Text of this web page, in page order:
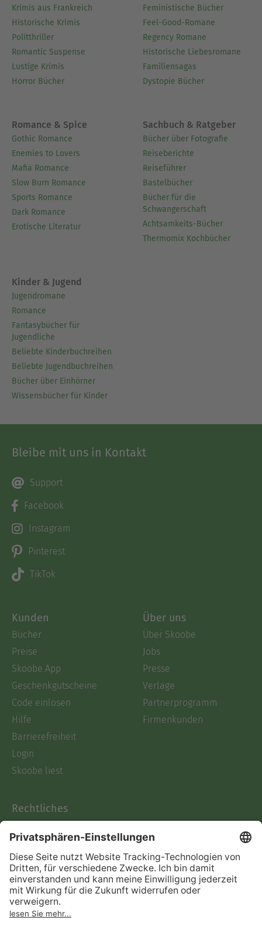
Krimis aus Frankreich
Historische Krimis
Politthriller
Romantic Suspense
Lustige Krimis
Horror Bücher
Feministische Bücher
Feel-Good-Romane
Regency Romane
Historische Liebesromane
Familiensagas
Dystopie Bücher
Romance & Spice
Gothic Romance
Enemies to Lovers
Mafia Romance
Slow Burn Romance
Sports Romance
Dark Romance
Erotische Literatur
Sachbuch & Ratgeber
Bücher über Fotografie
Reiseberichte
Reiseführer
Bastelbücher
Bücher für die
Schwangerschaft
Achtsamkeits-Bücher
Thermomix Kochbücher
Kinder & Jugend
Jugendromane
Romance
Fantasybücher für
Jugendliche
Beliebte Kinderbuchreihen
Beliebte Jugendbuchreihen
Bücher über Einhörner
Wissensbücher für Kinder
Bleibe mit uns in Kontakt
Support
Facebook
Instagram
Pinterest
TikTok
Kunden
Bücher
Preise
Skoobe App
Geschenkgutscheine
Code einlösen
Hilfe
Barrierefreiheit
Login
Skoobe liest
Über uns
Über Skoobe
Jobs
Presse
Verlage
Partnerprogramm
Firmenkunden
Rechtliches
AGB
Informationen nach Data
Act
Verträge hier kündigen
Impressum